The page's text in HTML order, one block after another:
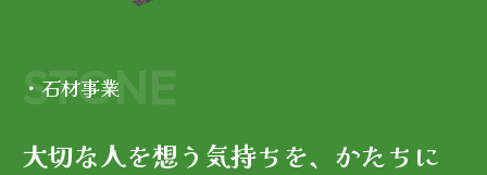
・石材事業
STONE
大切な人を想う気持ちを、かたちに